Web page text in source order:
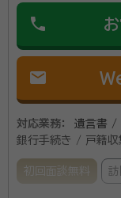
phone
mail
対応業務：
遺言書 /
銀行手続き / 戸籍
初回面談無料 訪